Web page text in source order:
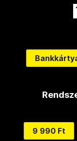
9 990 Ft